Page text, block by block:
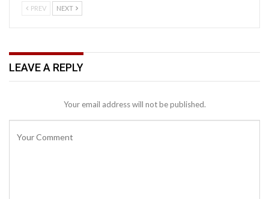
PREV NEXT
LEAVE A REPLY
Your email address will not be published.